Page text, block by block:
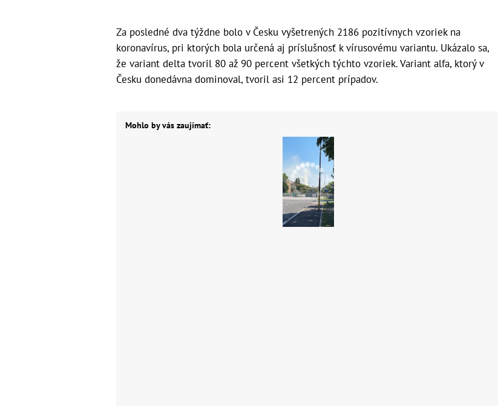
Za posledné dva týždne bolo v Česku vyšetrených 2186 pozitívnych vzoriek na
koronavírus, pri ktorých bola určená aj príslušnosť k vírusovému variantu. Ukázalo sa,
že variant delta tvoril 80 až 90 percent všetkých týchto vzoriek. Variant alfa, ktorý v
Česku donedávna dominoval, tvoril asi 12 percent prípadov.
Mohlo by vás zaujímať: